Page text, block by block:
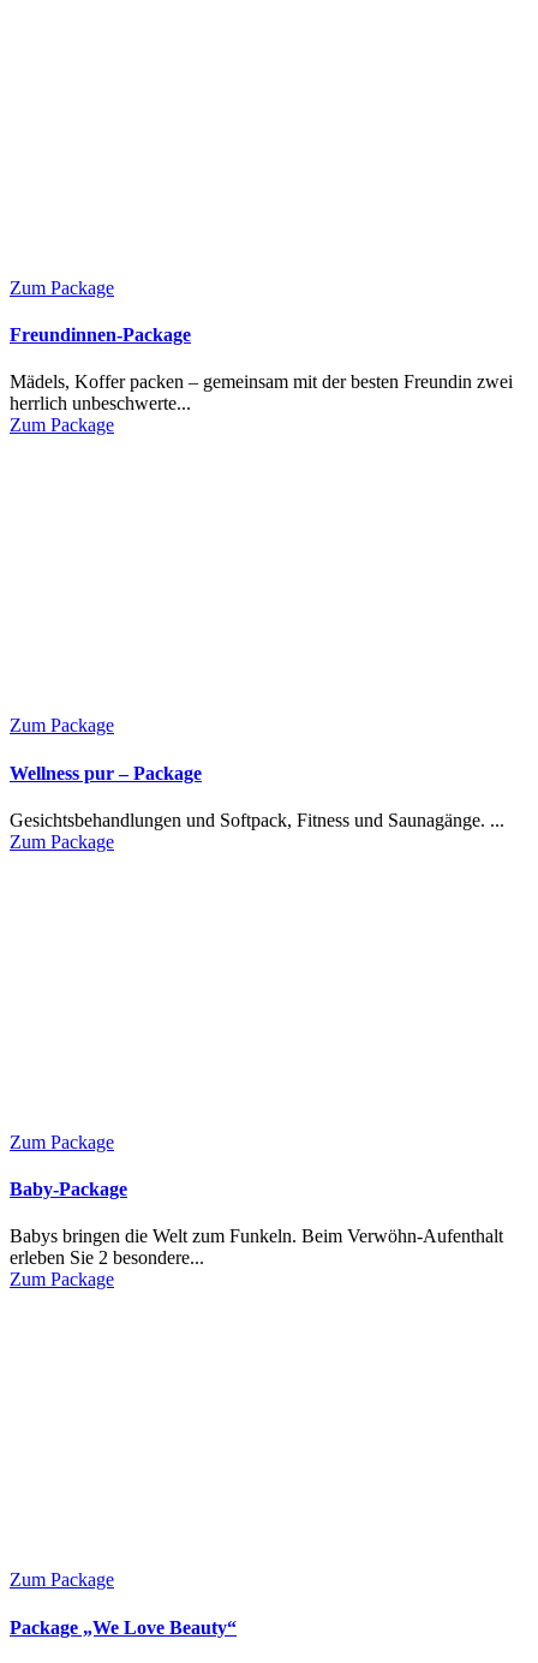
Zum Package
Freundinnen-Package
Mädels, Koffer packen – gemeinsam mit der besten Freundin zwei
herrlich unbeschwerte...
Zum Package
Zum Package
Wellness pur – Package
Gesichtsbehandlungen und Softpack, Fitness und Saunagänge. ...
Zum Package
Zum Package
Baby-Package
Babys bringen die Welt zum Funkeln. Beim Verwöhn-Aufenthalt
erleben Sie 2 besondere...
Zum Package
Zum Package
Package „We Love Beauty“